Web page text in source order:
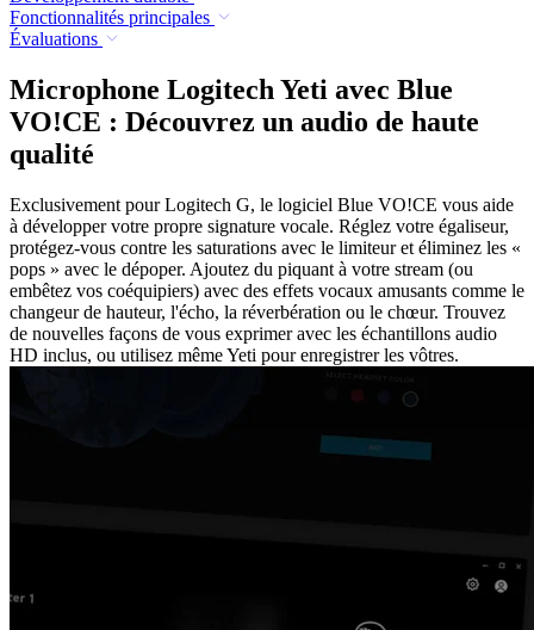
Fonctionnalités principales
Évaluations
Microphone Logitech Yeti avec Blue
VO!CE : Découvrez un audio de haute
qualité
Exclusivement pour Logitech G, le logiciel Blue VO!CE vous aide
à développer votre propre signature vocale. Réglez votre égaliseur,
protégez-vous contre les saturations avec le limiteur et éliminez les «
pops » avec le dépoper. Ajoutez du piquant à votre stream (ou
embêtez vos coéquipiers) avec des effets vocaux amusants comme le
changeur de hauteur, l'écho, la réverbération ou le chœur. Trouvez
de nouvelles façons de vous exprimer avec les échantillons audio
HD inclus, ou utilisez même Yeti pour enregistrer les vôtres.